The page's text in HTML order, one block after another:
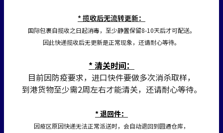
* 揽收后无流转更新：
国际包裹自揽收之日起消毒，至少静置保留8-10天后才可配送。
因此快递揽收后无更新是正常现象，还请耐心等待。
* 清关时间：
目前因防疫要求，进口快件要做多次消杀取样，
到港货物至少需2周左右才能清关，还请耐心等待。
* 退回件：
因疫区原因快递无法正常派送时，会自动退回到圆通仓库，